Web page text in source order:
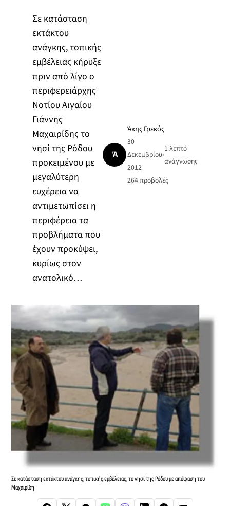
Σε κατάσταση
εκτάκτου
ανάγκης, τοπικής
εμβέλειας κήρυξε
πριν από λίγο ο
περιφερειάρχης
Νοτίου Αιγαίου
Γιάννης
Μαχαιρίδης το
νησί της Ρόδου
προκειμένου με
μεγαλύτερη
ευχέρεια να
αντιμετωπίσει η
περιφέρεια τα
προβλήματα που
έχουν προκύψει,
κυρίως στον
ανατολικό…
Ά
Άκης Γρεκός
30
Δεκεμβρίου
2012
•
1 λεπτό
ανάγνωσης
264προβολές
Σε κατάσταση εκτάκτου ανάγκης, τοπικής εμβέλειας, το νησί της Ρόδου με απόφαση του
Μαχαιρίδη